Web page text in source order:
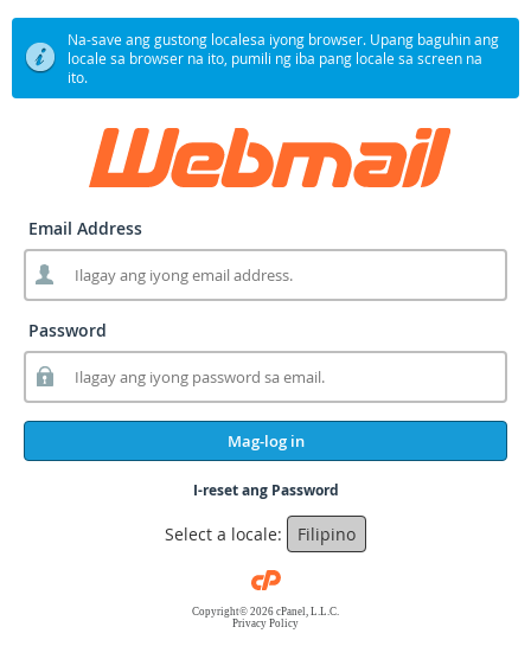
Na-save ang gustong localesa iyong browser. Upang baguhin ang
locale sa browser na ito, pumili ng iba pang locale sa screen na
ito.
Email Address
Password
Mag-log in
I-reset ang Password
Select a locale: Filipino
Copyright© 2026 cPanel, L.L.C.
Privacy Policy